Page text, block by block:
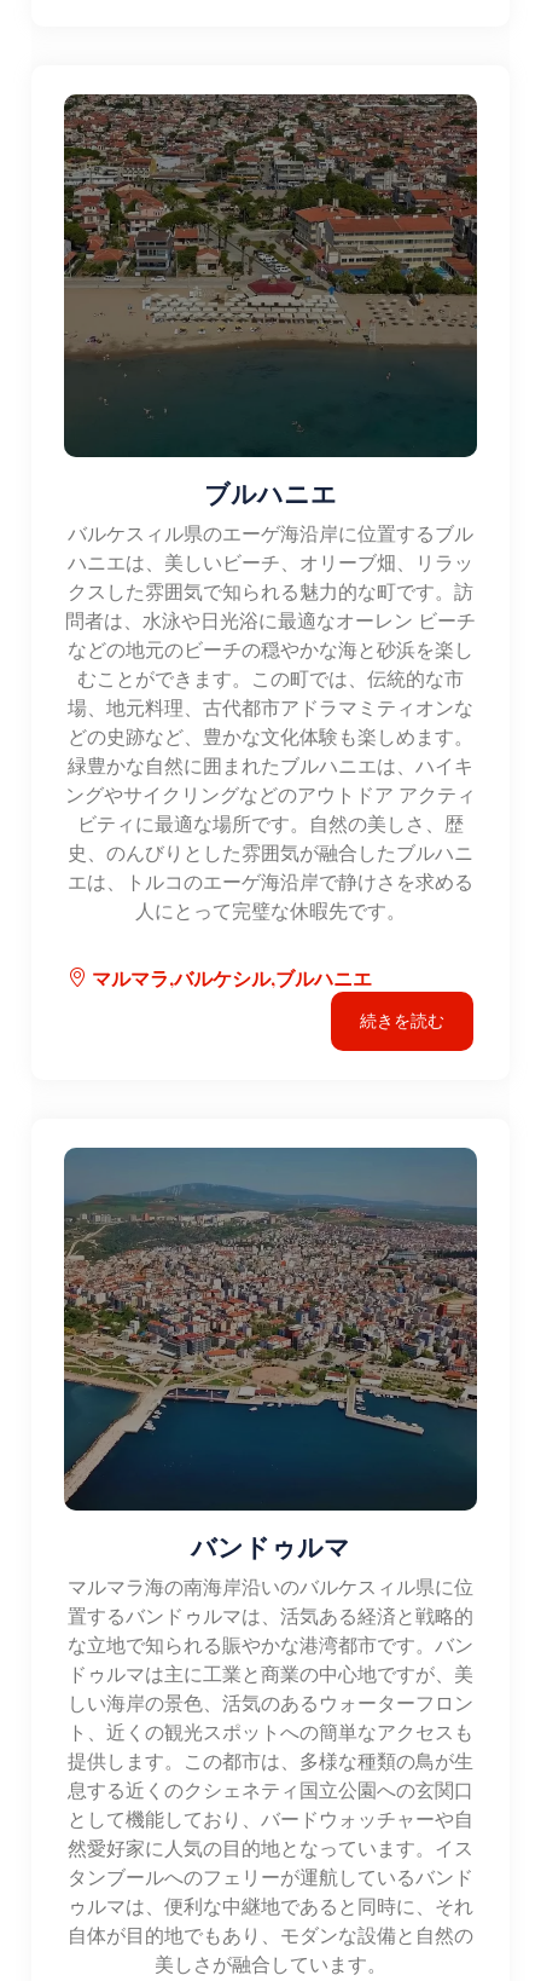
ブルハニエ
バルケスィル県のエーゲ海沿岸に位置するブル
ハニエは、美しいビーチ、オリーブ畑、リラッ
クスした雰囲気で知られる魅力的な町です。訪
問者は、水泳や日光浴に最適なオーレン ビーチ
などの地元のビーチの穏やかな海と砂浜を楽し
むことができます。この町では、伝統的な市
場、地元料理、古代都市アドラマミティオンな
どの史跡など、豊かな文化体験も楽しめます。
緑豊かな自然に囲まれたブルハニエは、ハイキ
ングやサイクリングなどのアウトドア アクティ
ビティに最適な場所です。自然の美しさ、歴
史、のんびりとした雰囲気が融合したブルハニ
エは、トルコのエーゲ海沿岸で静けさを求める
人にとって完璧な休暇先です。
マルマラ,バルケシル,ブルハニエ
続きを読む
バンドゥルマ
マルマラ海の南海岸沿いのバルケスィル県に位
置するバンドゥルマは、活気ある経済と戦略的
な立地で知られる賑やかな港湾都市です。バン
ドゥルマは主に工業と商業の中心地ですが、美
しい海岸の景色、活気のあるウォーターフロン
ト、近くの観光スポットへの簡単なアクセスも
提供します。この都市は、多様な種類の鳥が生
息する近くのクシェネティ国立公園への玄関口
として機能しており、バードウォッチャーや自
然愛好家に人気の目的地となっています。イス
タンブールへのフェリーが運航しているバンド
ゥルマは、便利な中継地であると同時に、それ
自体が目的地でもあり、モダンな設備と自然の
美しさが融合しています。